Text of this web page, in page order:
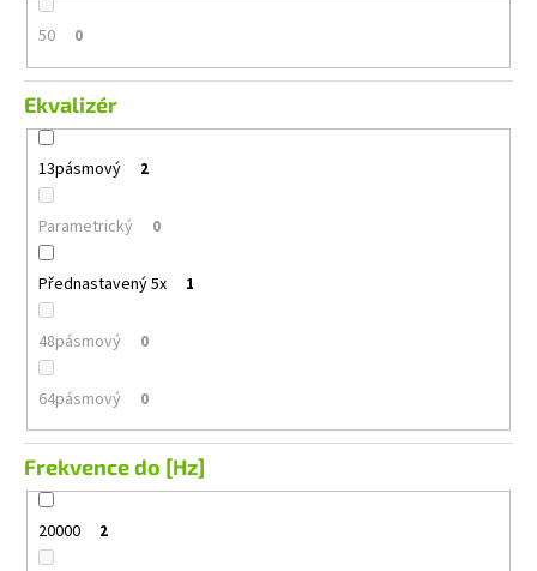
50 0
Ekvalizér
13pásmový 2
Parametrický 0
Přednastavený 5x 1
48pásmový 0
64pásmový 0
Frekvence do [Hz]
20000 2